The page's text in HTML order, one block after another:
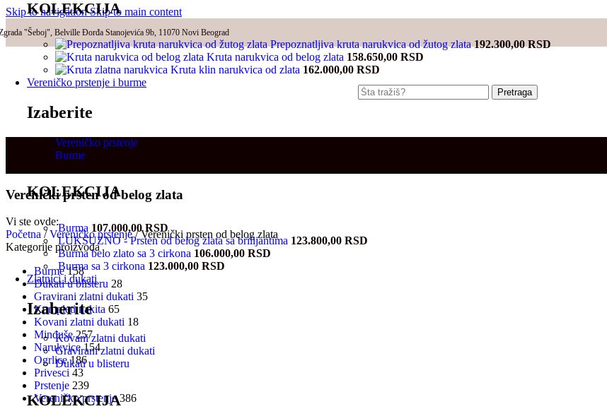
Skip to navigationSkip to main content
"Šeboj", Belville Đorđa Stanojevića 9b, 11070 Novi Beograd
Pretraga
KOLEKCIJA
Prepoznatljiva kruta narukvica od žutog zlata192.300,00RSD
Kruta narukvica od belog zlata 158.650,00 RSD
Kruta klin narukvica od zlata 162.000,00 RSD
Vereničko prstenje i burme
Izaberite
Vereničko prstenje
Burme
KOLEKCIJA
Burma 107.000,00RSD
LUKSUZNO - Prsten od belog zlata sa brilijantima 123.800,00 RSD
Burma belo zlato sa 3 cirkona 106.000,00 RSD
Burma sa 3 cirkona 123.000,00 RSD
Zlatnici i dukati
Izaberite
Kovani zlatni dukati
Gravirani zlatni dukati
Dukati u blisteru
KOLEKCIJA
Verenički prsten od belog zlata
Vi ste ovde:
Početna / Vereničko prstenje/ Verenički prsten od belog zlata
Kategorije proizvoda
Burme 158
Dukati u blisteru 28
Gravirani zlatni dukati 35
Kompleti nakita 65
Kovani zlatni dukati 18
Minđuše 257
Narukvice 154
Ogrlice 186
Privesci 43
Prstenje 239
Vereničko prstenje 386